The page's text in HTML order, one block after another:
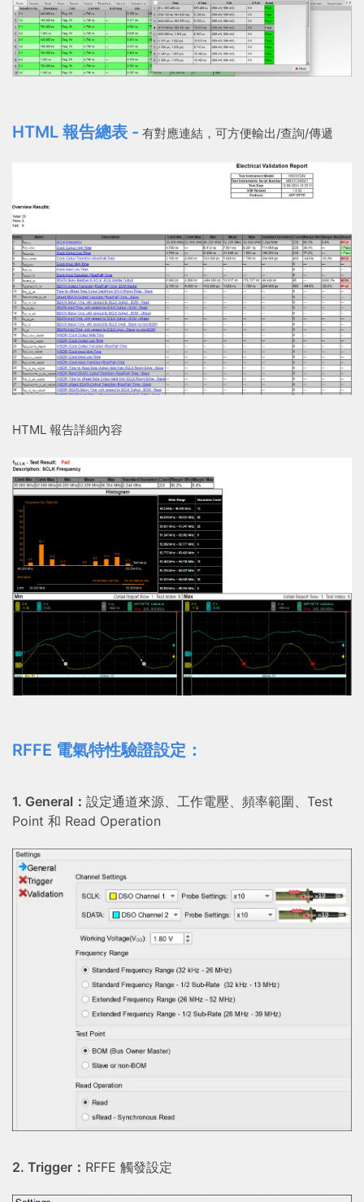
HTML 報告總表 - 有對應連結，可方便輸出/查詢/傳遞
HTML 報告詳細內容
RFFE 電氣特性驗證設定：
1. General： 設定通道來源、工作電壓、頻率範圍、Test
Point 和 Read Operation
2. Trigger： RFFE 觸發設定